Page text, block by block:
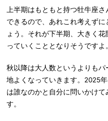
上半期はもともと持つ牡牛座
できるので、あれこれ考えず
ょう。それが下半期、大きく
っていくこととなりそうですよ。
秋以降は大人数というよりも
地よくなっていきます。2025
は誰なのかと自分に問いかけ
す。